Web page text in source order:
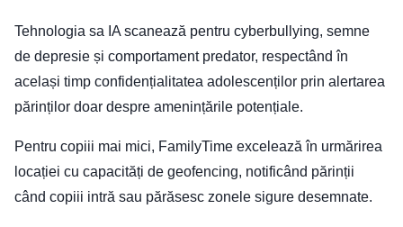
Tehnologia sa IA scanează pentru cyberbullying, semne
de depresie și comportament predator, respectând în
același timp confidențialitatea adolescenților prin alertarea
părinților doar despre amenințările potențiale.
Pentru copiii mai mici, FamilyTime excelează în urmărirea
locației cu capacități de geofencing, notificând părinții
când copiii intră sau părăsesc zonele sigure desemnate.